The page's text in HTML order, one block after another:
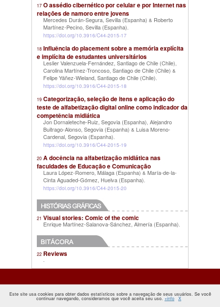
17 O assédio cibernético por celular e por Internet nas
relações de namoro entre jovens
Mercedes Durán-Segura, Sevilla (Espanha) & Roberto
Martínez-Pecino, Sevilla (Espanha).
https://doi.org/10.3916/C44-2015-17
18 Influência do placement sobre a memória explícita
e implícita de estudantes universitários
Leslier Valenzuela-Fernández, Santiago de Chile (Chile),
Carolina Martínez-Troncoso, Santiago de Chile (Chile) &
Felipe Yáñez-Wieland, Santiago de Chile (Chile).
https://doi.org/10.3916/C44-2015-18
19 Categorização, seleção de itens e aplicação do
teste de alfabetização digital online como indicador da
competência midiática
Jon Dornaleteche-Ruiz, Segovia (Espanha), Alejandro
Buitrago-Alonso, Segovia (Espanha) & Luisa Moreno-
Cardenal, Segovia (Espanha).
https://doi.org/10.3916/C44-2015-19
20 A docência na alfabetização midiática nas
faculdades de Educação e Comunicação
Laura López-Romero, Málaga (Espanha) & María-de-la-
Cinta Aguaded-Gómez, Huelva (Espanha).
https://doi.org/10.3916/C44-2015-20
21 Visual stories: Comic of the comic
Enrique Martínez-Salanova-Sánchez, Almería (Espanha).
22 Reviews
.
Este site usa cookies para obter dados estatísticos sobre a navegação de seus usuários. Se você
continuar navegando, consideramos que você aceita seu uso. +info X